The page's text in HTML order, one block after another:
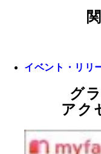
イベント・リリ
グ
アク